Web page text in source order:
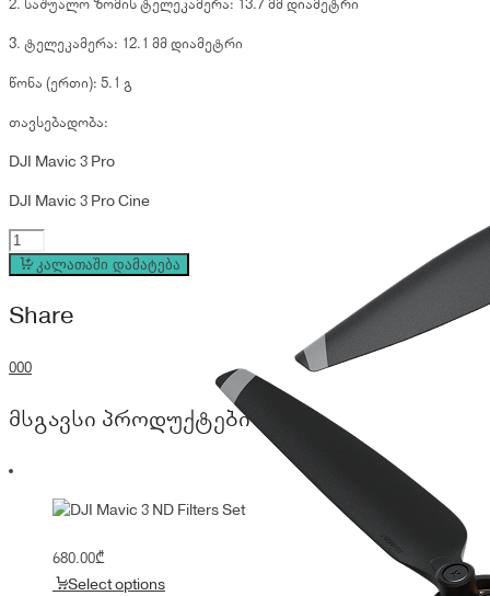
2. საშუალო ზომის ტელეკამერა: 13.7 მმ დიამეტრი
3. ტელეკამერა: 12.1 მმ დიამეტრი
წონა (ერთი): 5.1 გ
თავსებადობა:
DJI Mavic 3 Pro
DJI Mavic 3 Pro Cine
DJI
Mavic
Pro
Filter
(ND8/16/32/64)
quantity
კალათაში დამატება
Share
000
მსგავსი პროდუქტები
680.00₾
Select options